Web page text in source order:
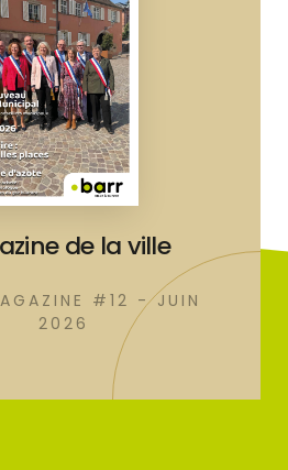
de la ville
#12 - JUIN
2026